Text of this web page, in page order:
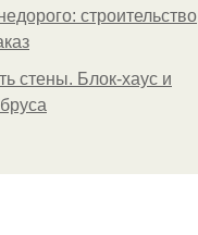
строительство
стены. Блок-хаус и